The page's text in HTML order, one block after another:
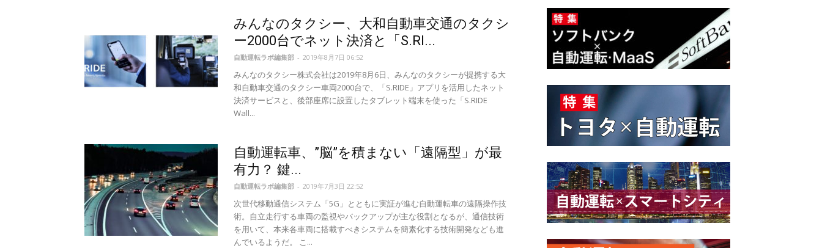
ボ
みんなのタクシー、大和自動車交通のタクシ
ー2000台でネット決済と「S.RI...
自動運転ラボ編集部 - 2019年8月7日 06:52
みんなのタクシー株式会社は2019年8月6日、みんなのタクシーが提携する大
和自動車交通のタクシー車両2000台で、「S.RIDE」アプリを活用したネット
決済サービスと、後部座席に設置したタブレット端末を使った「S.RIDE
Wall...
自動運転車、”脳”を積まない「遠隔型」が最
有力？ 鍵...
自動運転ラボ編集部 - 2019年7月3日 22:52
次世代移動通信システム「5G」とともに実証が進む自動運転車の遠隔操作技
術。自立走行する車両の監視やバックアップが主な役割となるが、通信技術
を用いて、本来各車両に搭載すべきシステムを簡素化する技術開発なども進
んでいるようだ。 こ...